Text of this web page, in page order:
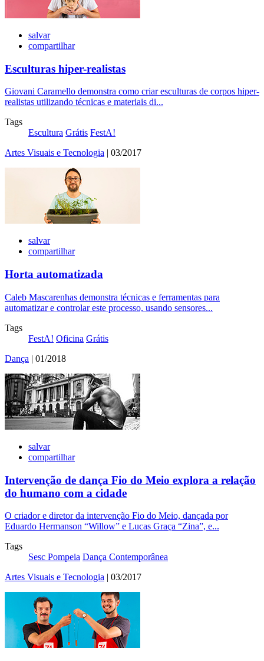
salvar
compartilhar
Esculturas hiper-realistas
Giovani Caramello demonstra como criar esculturas de corpos hiper-
realistas utilizando técnicas e materiais di...
Tags
Escultura Grátis FestA!
Artes Visuais e Tecnologia | 03/2017
salvar
compartilhar
Horta automatizada
Caleb Mascarenhas demonstra técnicas e ferramentas para
automatizar e controlar este processo, usando sensores...
Tags
FestA! Oficina Grátis
Dança | 01/2018
salvar
compartilhar
Intervenção de dança Fio do Meio explora a relação
do humano com a cidade
O criador e diretor da intervenção Fio do Meio, dançada por
Eduardo Hermanson “Willow” e Lucas Graça “Zina”, e...
Tags
Sesc Pompeia Dança Contemporânea
Artes Visuais e Tecnologia | 03/2017